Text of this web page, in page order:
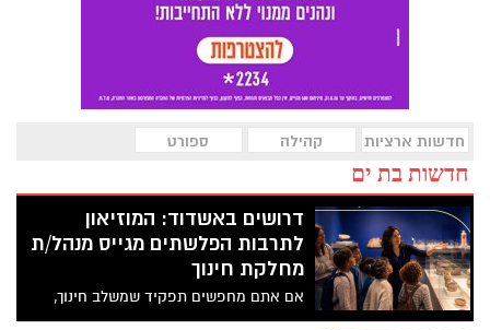
חדשות ארציות קהילה ספורט
חדשות בת ים
דרושים באשדוד: המוזיאון
לתרבות הפלשתים מגייס מנהל/ת
מחלקת חינוך
אם אתם מחפשים תפקיד שמשלב חינוך,
תרבות, ניהול ויצירתיות – ייתכן שזו